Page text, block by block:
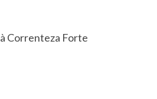
Correnteza Forte